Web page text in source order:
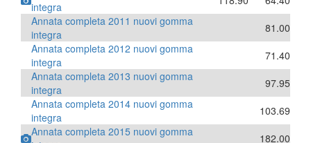
integra
Annata completa 2011 nuovi gomma
integra
81.00
Annata completa 2012 nuovi gomma
integra
71.40
Annata completa 2013 nuovi gomma
integra
97.95
Annata completa 2014 nuovi gomma
integra
103.69
Annata completa 2015 nuovi gomma
182.00